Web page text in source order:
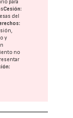
para
Cesión:
del
y
no